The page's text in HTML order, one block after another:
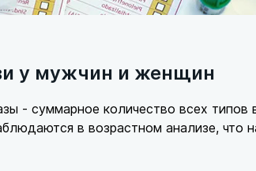
у мужчин и женщин
- суммарное количество всех типов
в возрастном анализе, что